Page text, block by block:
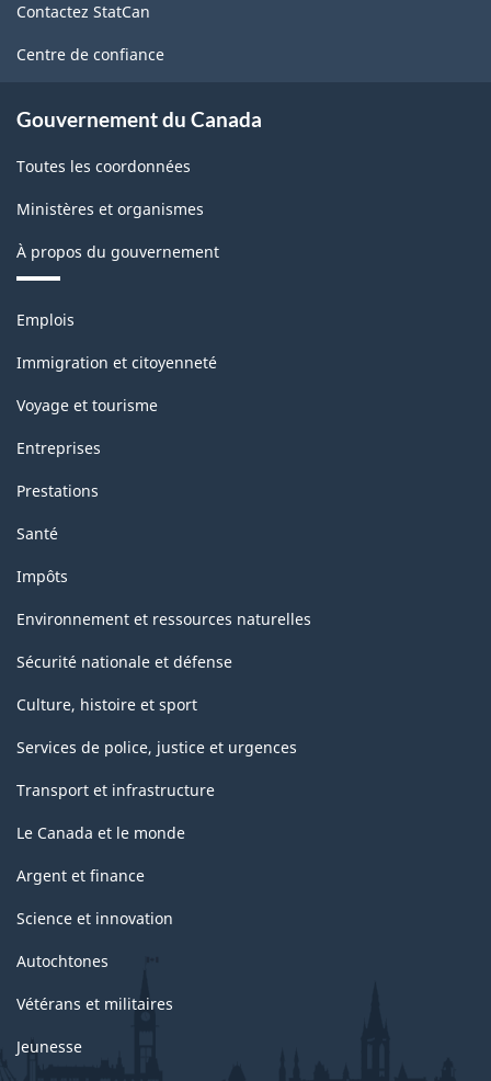
ce
site
Contactez StatCan
Centre de confiance
Gouvernement du Canada
Toutes les coordonnées
Ministères et organismes
À propos du gouvernement
Thèmes
sujets
Emplois
Immigration et citoyenneté
Voyage et tourisme
Entreprises
Prestations
Santé
Impôts
Environnement et ressources naturelles
Sécurité nationale et défense
Culture, histoire et sport
Services de police, justice et urgences
Transport et infrastructure
Le Canada et le monde
Argent et finance
Science et innovation
Autochtones
Vétérans et militaires
Jeunesse